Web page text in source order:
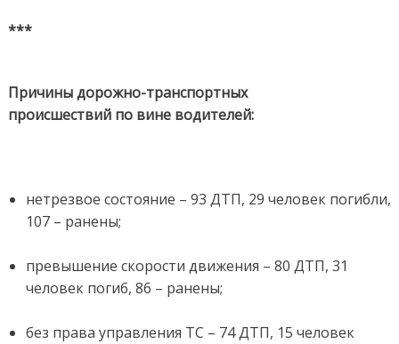
***
Причины дорожно-транспортных
происшествий по вине водителей:
нетрезвое состояние – 93 ДТП, 29 человек погибли,
107 – ранены;
превышение скорости движения – 80 ДТП, 31
человек погиб, 86 – ранены;
без права управления ТС – 74 ДТП, 15 человек